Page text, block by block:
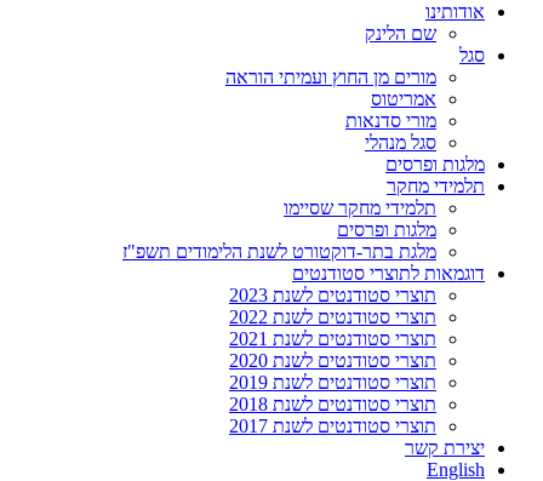
אודותינו
שם הלינק
סגל
מורים מן החוץ ועמיתי הוראה
אמריטוס
מורי סדנאות
סגל מנהלי
מלגות ופרסים
תלמידי מחקר
תלמידי מחקר שסיימו
מלגות ופרסים
מלגת בתר-דוקטורט לשנת הלימודים תשפ"ז
דוגמאות לתוצרי סטודנטים
תוצרי סטודנטים לשנת 2023
תוצרי סטודנטים לשנת 2022
תוצרי סטודנטים לשנת 2021
תוצרי סטודנטים לשנת 2020
תוצרי סטודנטים לשנת 2019
תוצרי סטודנטים לשנת 2018
תוצרי סטודנטים לשנת 2017
יצירת קשר
English